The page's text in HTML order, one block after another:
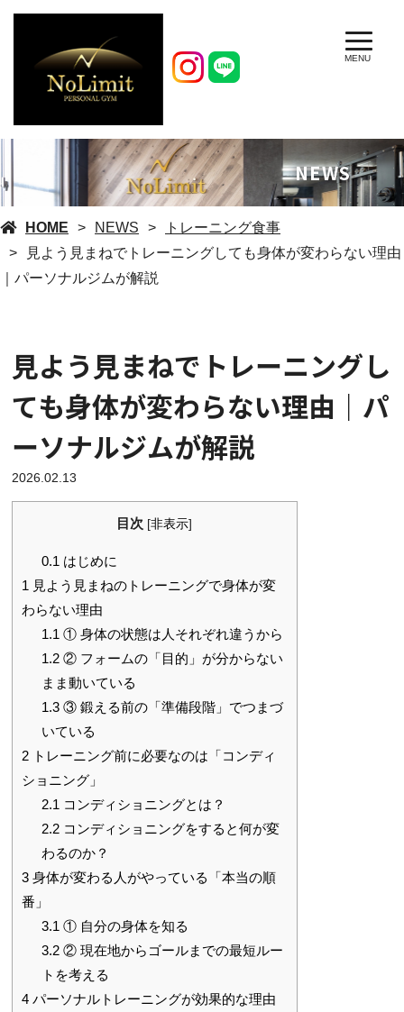
MENU
NEWS
HOME NEWS
トレーニング食事
見よう見まねでトレーニングしても身体が変わらない理由
｜パーソナルジムが解説
見よう見まねでトレーニングし
ても身体が変わらない理由｜パ
ーソナルジムが解説
2026.02.13
目次 [非表示]
0.1 はじめに
1 見よう見まねのトレーニングで身体が変
わらない理由
1.1 ① 身体の状態は人それぞれ違うから
1.2 ② フォームの「目的」が分からない
まま動いている
1.3 ③ 鍛える前の「準備段階」でつまづ
いている
2トレーニング前に必要なのは「コンディ
ショニング」
2.1 コンディショニングとは？
2.2 コンディショニングをすると何が変
わるのか？
3身体が変わる人がやっている「本当の順
番」
3.1 ① 自分の身体を知る
3.2 ② 現在地からゴールまでの最短ルー
トを考える
4パーソナルトレーニングが効果的な理由